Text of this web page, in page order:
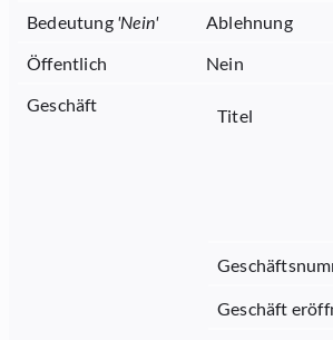
Bedeutung 'Nein'
Ablehnung
Öffentlich
Nein
Geschäft
Titel
Geschäft